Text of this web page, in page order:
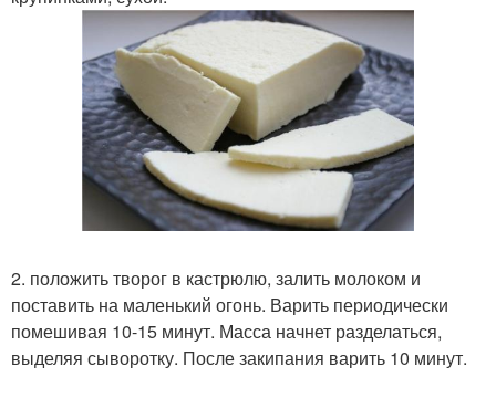
2. положить творог в кастрюлю, залить молоком и
поставить на маленький огонь. Варить периодически
помешивая 10-15 минут. Масса начнет разделаться,
выделяя сыворотку. После закипания варить 10 минут.